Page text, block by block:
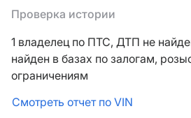
Проверка истории
1 владелец по ПТС, ДТП не
найден в базах по залогам,
ограничениям
Смотреть отчет по VIN